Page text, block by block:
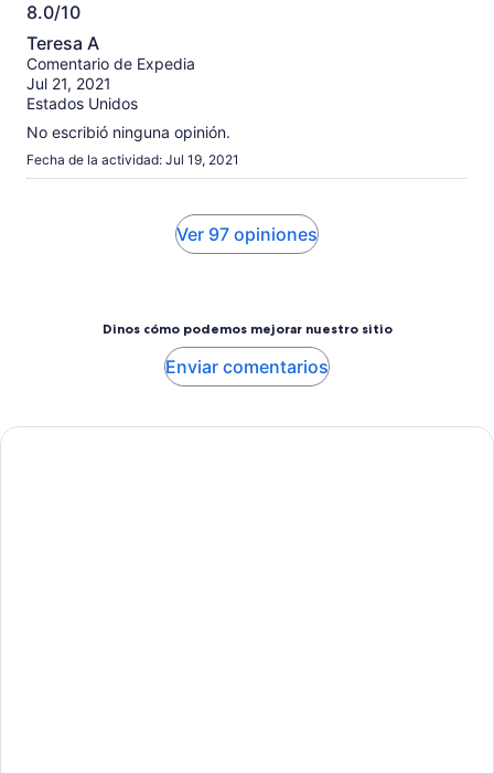
8.0/10
8.0
de
10
Teresa A
Comentario de Expedia
Jul 21, 2021
Estados Unidos
No escribió ninguna opinión.
Fecha de la actividad: Jul 19, 2021
Ver 97 opiniones
Dinos cómo podemos mejorar nuestro sitio
Enviar comentarios